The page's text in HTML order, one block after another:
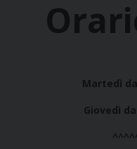
Martedì
Giovedì